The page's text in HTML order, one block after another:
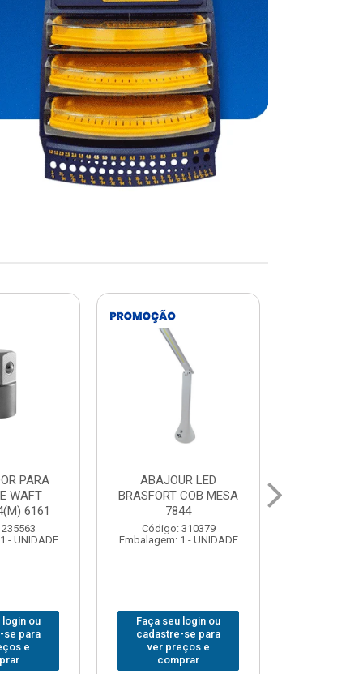
LED
MESA
- UNIDADE
login ou
se para
e
BOLSA PARA
FERRAMENTAS
BRASFORT FECHADA
18BOLSOS 7559
Código: 312401
Faça seu login ou
cadastre-se para
ver preços e
comprar